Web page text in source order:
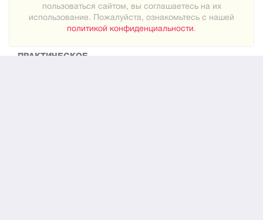
Карта сайта
ПРАКТИЧЕСКОЕ
пользоваться сайтом, вы соглашаетесь на их
использование. Пожалуйста, ознакомьтесь с нашей
политикой конфиденциальности.